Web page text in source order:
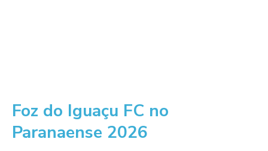
Foz do Iguaçu FC no
Paranaense 2026